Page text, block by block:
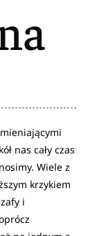
nas cały czas
Wiele z
krzykiem
i